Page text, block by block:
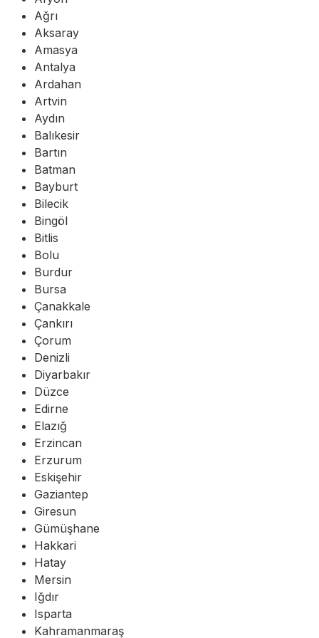
Ağrı
Aksaray
Amasya
Antalya
Ardahan
Artvin
Aydın
Balıkesir
Bartın
Batman
Bayburt
Bilecik
Bingöl
Bitlis
Bolu
Burdur
Bursa
Çanakkale
Çankırı
Çorum
Denizli
Diyarbakır
Düzce
Edirne
Elazığ
Erzincan
Erzurum
Eskişehir
Gaziantep
Giresun
Gümüşhane
Hakkari
Hatay
Mersin
Iğdır
Isparta
Kahramanmaraş